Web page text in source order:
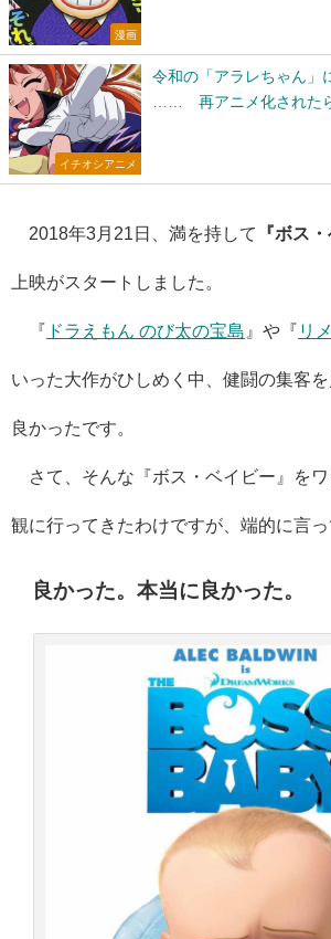
漫画
イチオシアニメ
令和の「アラレちゃん」
…… 再アニメ化された
2018年3月21日、満を持して 『ボス
上映がスタートしました。
『 ドラえもん のび太の宝島 』や『 リ
いった大作がひしめく中、健闘の集客
良かったです。
さて、そんな『ボス・ベイビー』をワ
観に行ってきたわけですが、端的に言っ
良かった。 本当に良かった。